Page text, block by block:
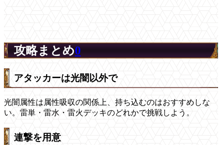
攻略まとめ0
アタッカーは光闇以外で
光闇属性は属性吸収の関係上、持ち込むのはおすすめしな
い。雷単・雷水・雷火デッキのどれかで挑戦しよう。
連撃を用意